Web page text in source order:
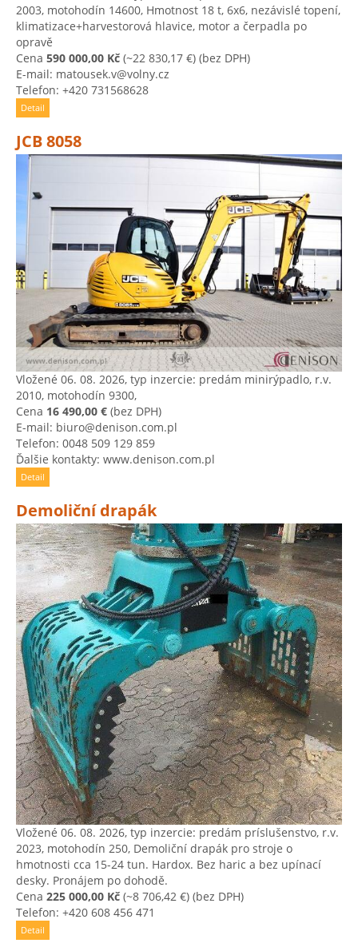
2003, motohodín 14600, Hmotnost 18 t, 6x6, nezávislé topení,
klimatizace+harvestorová hlavice, motor a čerpadla po
opravě
Cena 590 000,00 Kč (~22 830,17 €) (bez DPH)
E-mail: matousek.v@volny.cz
Telefon: +420 731568628
Detail
JCB 8058
Vložené 06. 08. 2026, typ inzercie: predám minirýpadlo, r.v.
2010, motohodín 9300,
Cena 16 490,00 € (bez DPH)
E-mail: biuro@denison.com.pl
Telefon: 0048 509 129 859
Ďalšie kontakty: www.denison.com.pl
Detail
Demoliční drapák
Vložené 06. 08. 2026, typ inzercie: predám príslušenstvo, r.v.
2023, motohodín 250, Demoliční drapák pro stroje o
hmotnosti cca 15-24 tun. Hardox. Bez haric a bez upínací
desky. Pronájem po dohodě.
Cena 225 000,00 Kč (~8 706,42 €) (bez DPH)
Telefon: +420 608 456 471
Detail